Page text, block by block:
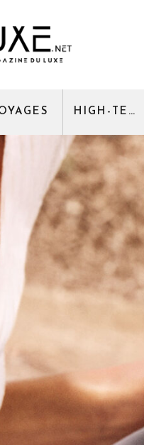
HIGH-TECH